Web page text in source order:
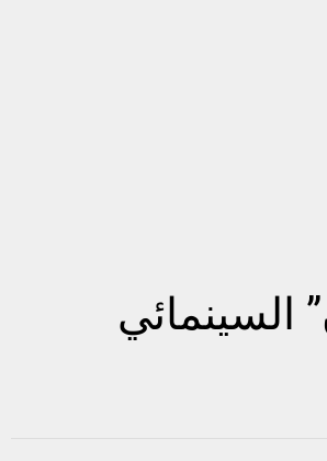
السينمائي